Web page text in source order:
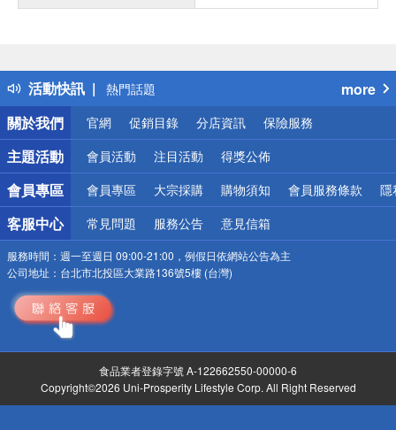
活動快訊
得獎公告
熱門話題
銀行優惠
偏遠地區配送
詐騙網頁！請小心！
more
關於我們
官網 促銷目錄 分店資訊 保險服務
主題活動 會員活動 注目活動 得獎公佈
會員專區 會員專區 大宗採購 購物須知 會員服務條款 隱
客服中心 常見問題 服務公告 意見信箱
服務時間： 週一至週日 09:00-21:00，例假日依網站公告為主
公司地址： 台北市北投區大業路136號5樓 (台灣)
食品業者登錄字號 A-122662550-00000-6
Copyright©2026 Uni-Prosperity Lifestyle Corp. All Right Reserved